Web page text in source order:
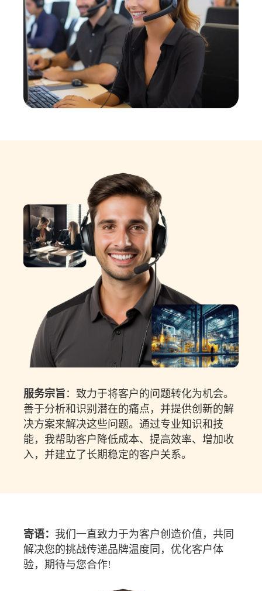
服务宗旨 ：致力于将客户的问题转化为机会。
善于分析和识别潜在的痛点，并提供创新的解
决方案来解决这些问题。通过专业知识和技
能，我帮助客户降低成本、提高效率、增加收
入，并建立了长期稳定的客户关系。
寄语： 我们一直致力于为客户创造价值，共同
解决您的挑战传递品牌温度同，优化客户体
验，期待与您合作!